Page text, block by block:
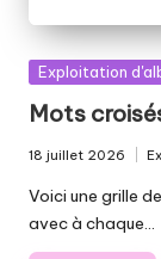
Posted
Exploitation
Mots
18 juillet 2026
in
Voici une grille
avec à chaque…